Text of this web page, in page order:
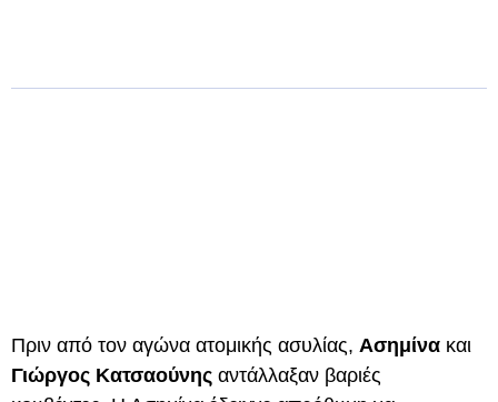
Πριν από τον αγώνα ατομικής ασυλίας, Ασημίνα και
Γιώργος Κατσαούνης αντάλλαξαν βαριές